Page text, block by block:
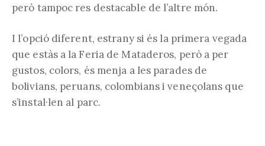
però tampoc res destacable de l’altre món.
I l’opció diferent, estrany si és la primera vegada
que estàs a la Feria de Mataderos, però a per
gustos, colors, és menja a les parades de
bolivians, peruans, colombians i veneçolans que
s’instal·len al parc.